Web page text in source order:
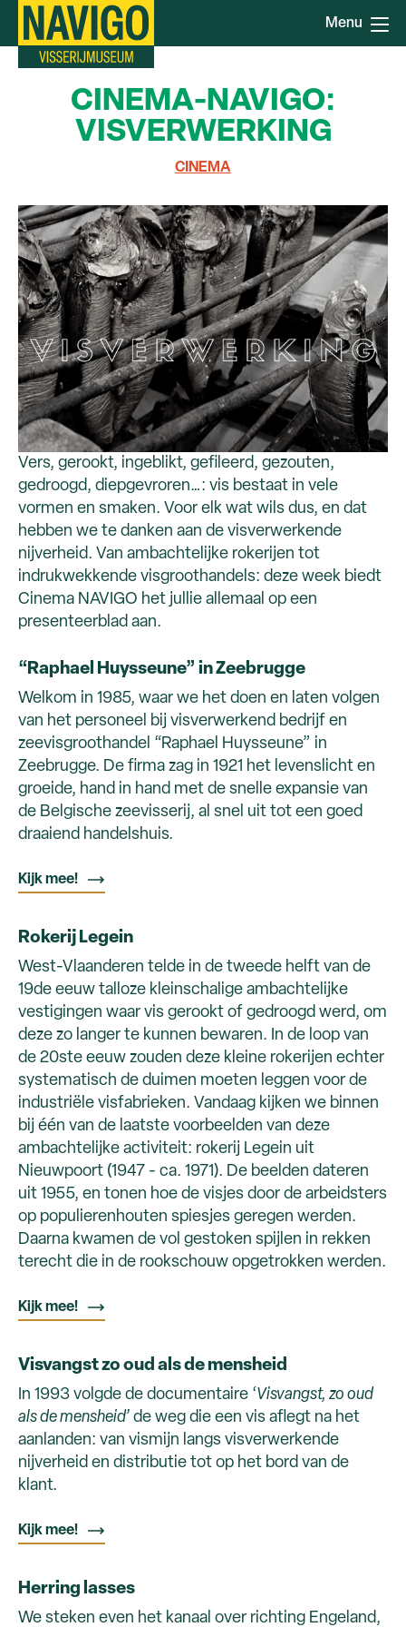
Overslaan
Menu
CINEMA-NAVIGO:
VISVERWERKING
CINEMA
Vers, gerookt, ingeblikt, gefileerd, gezouten,
gedroogd, diepgevroren…: vis bestaat in vele
vormen en smaken. Voor elk wat wils dus, en dat
hebben we te danken aan de visverwerkende
nijverheid. Van ambachtelijke rokerijen tot
indrukwekkende visgroothandels: deze week biedt
Cinema NAVIGO het jullie allemaal op een
presenteerblad aan.
“Raphael Huysseune” in Zeebrugge
Welkom in 1985, waar we het doen en laten volgen
van het personeel bij visverwerkend bedrijf en
zeevisgroothandel “Raphael Huysseune” in
Zeebrugge. De firma zag in 1921 het levenslicht en
groeide, hand in hand met de snelle expansie van
de Belgische zeevisserij, al snel uit tot een goed
draaiend handelshuis.
Kijk mee!
Rokerij Legein
West-Vlaanderen telde in de tweede helft van de
19de eeuw talloze kleinschalige ambachtelijke
vestigingen waar vis gerookt of gedroogd werd, om
deze zo langer te kunnen bewaren. In de loop van
de 20ste eeuw zouden deze kleine rokerijen echter
systematisch de duimen moeten leggen voor de
industriële visfabrieken. Vandaag kijken we binnen
bij één van de laatste voorbeelden van deze
ambachtelijke activiteit: rokerij Legein uit
Nieuwpoort (1947 - ca. 1971). De beelden dateren
uit 1955, en tonen hoe de visjes door de arbeidsters
op populierenhouten spiesjes geregen werden.
Daarna kwamen de vol gestoken spijlen in rekken
terecht die in de rookschouw opgetrokken werden.
Kijk mee!
Visvangst zo oud als de mensheid
In 1993 volgde de documentaire ‘Visvangst, zo oud
als de mensheid’ de weg die een vis aflegt na het
aanlanden: van vismijn langs visverwerkende
nijverheid en distributie tot op het bord van de
klant.
Kijk mee!
Herring lasses
We steken even het kanaal over richting Engeland,